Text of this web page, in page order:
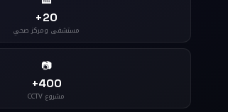
20+
مستشفى ومركز صحي
📷
400+
مشروع CCTV